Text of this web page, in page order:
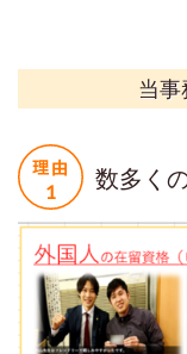
当事
数多く